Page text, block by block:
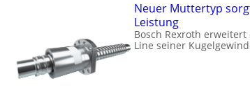
Neuer Muttertyp
Leistung
Bosch Rexroth
Line seiner